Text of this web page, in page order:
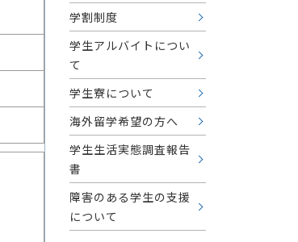
学割制度
学生アルバイトについ
て
学生寮について
海外留学希望の方へ
学生生活実態調査報告
書
障害のある学生の支援
について